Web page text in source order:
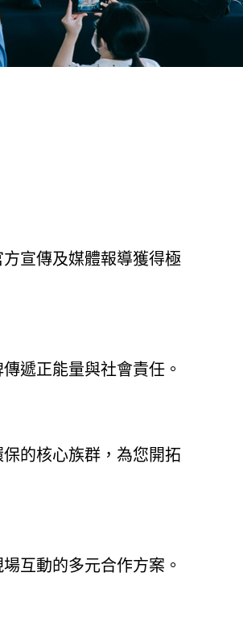
宣傳及媒體報導獲得極
遞正能量與社會責任。
的核心族群，為您開拓
互動的多元合作方案。